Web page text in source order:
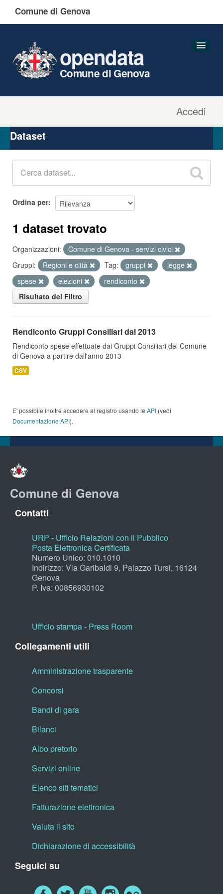
Comune di Genova
Accedi
opendata
Comune di Genova
Organizzazioni
Gruppi
Dataset
Ordina per
1 dataset trovato
Organizzazioni:
Comune di Genova - servizi civici
Gruppi:
Regioni e città Tag: gruppi
legge
spese
elezioni
rendiconto
Risultato del Filtro
Rendiconto Gruppi Consiliari dal 2013
Rendiconto spese effettuate dai Gruppi Consiliari del Comune
di Genova a partire dall'anno 2013
CSV
E' possibile inoltre accedere al registro usando le API (vedi
Documentazione API).
Comune di Genova
Contatti
URP - Ufficio Relazioni con il Pubblico
Posta Elettronica Certificata
Numero Unico: 010.1010
Indirizzo: Via Garibaldi 9, Palazzo Tursi, 16124
Genova
P. Iva: 00856930102
Ufficio stampa - Press Room
Collegamenti utili
Amministrazione trasparente
Concorsi
Bandi di gara
Bilanci
Albo pretorio
Servizi online
Elenco siti tematici
Fatturazione elettronica
Valuta il sito
Dichiarazione di accessibilità
Seguici su